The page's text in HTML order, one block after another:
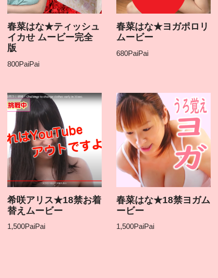
春菜はな★ティッシュ
イカせ ムービー完全
版
800PaiPai
春菜はな★ヨガポロリ
ムービー
680PaiPai
希咲アリス★18禁お着
替えムービー
1,500PaiPai
春菜はな★18禁ヨガム
ービー
1,500PaiPai